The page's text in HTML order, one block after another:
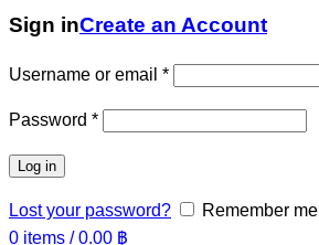
Sign inCreate an Account
Username or email *
Password *
Log in
Lost your password?
Remember me
0 items / 0.00 ฿